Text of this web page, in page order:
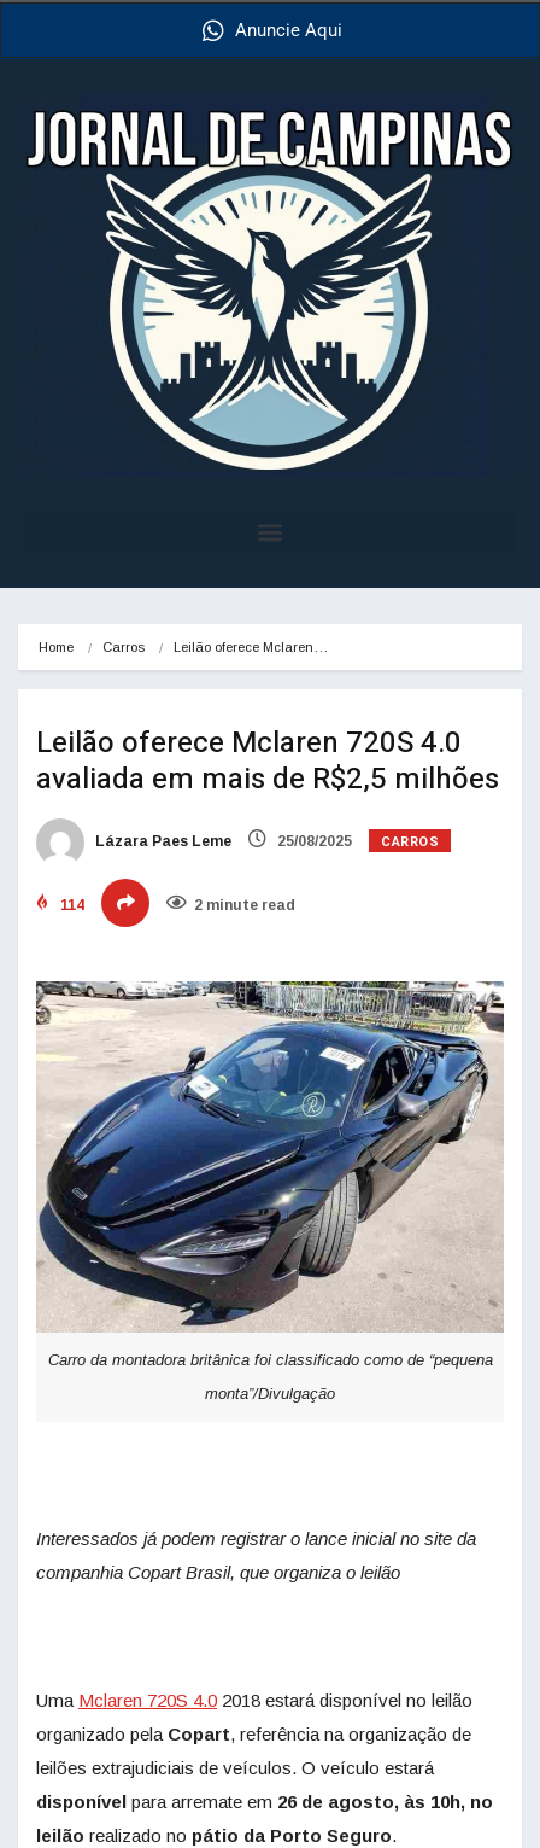
Anuncie Aqui
Home Carros Leilão oferece Mclaren…
Leilão oferece Mclaren 720S 4.0
avaliada em mais de R$2,5 milhões
Lázara Paes Leme 25/08/2025 CARROS
114 2 minute read
Carro da montadora britânica foi classificado como de “pequena
monta”/Divulgação
Interessados já podem registrar o lance inicial no site da
companhia Copart Brasil, que organiza o leilão
Uma Mclaren 720S 4.0 2018 estará disponível no leilão
organizado pela Copart, referência na organização de
leilões extrajudiciais de veículos. O veículo estará
disponível para arremate em 26 de agosto, às 10h, no
leilão realizado no pátio da Porto Seguro.